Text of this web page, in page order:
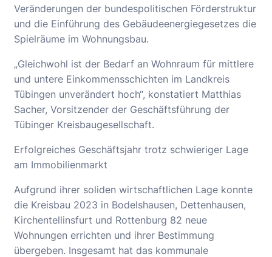
Veränderungen der bundespolitischen Förderstruktur
und die Einführung des Gebäudeenergiegesetzes die
Spielräume im Wohnungsbau.
„Gleichwohl ist der Bedarf an Wohnraum für mittlere
und untere Einkommensschichten im Landkreis
Tübingen unverändert hoch“, konstatiert Matthias
Sacher, Vorsitzender der Geschäftsführung der
Tübinger Kreisbaugesellschaft.
Erfolgreiches Geschäftsjahr trotz schwieriger Lage
am Immobilienmarkt
Aufgrund ihrer soliden wirtschaftlichen Lage konnte
die Kreisbau 2023 in Bodelshausen, Dettenhausen,
Kirchentellinsfurt und Rottenburg 82 neue
Wohnungen errichten und ihrer Bestimmung
übergeben. Insgesamt hat das kommunale